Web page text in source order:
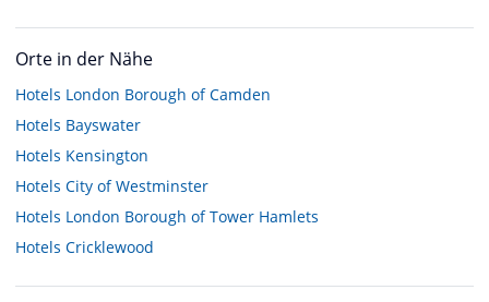
Orte in der Nähe
Hotels London Borough of Camden
Hotels Bayswater
Hotels Kensington
Hotels City of Westminster
Hotels London Borough of Tower Hamlets
Hotels Cricklewood